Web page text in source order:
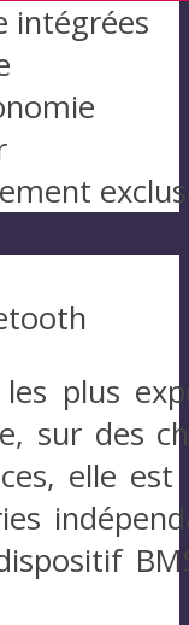
intégrées
plus
sur des
elle